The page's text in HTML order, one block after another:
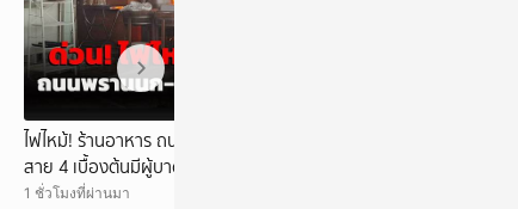
ไฟไหม้! ร้านอาหาร ถนนพรานนก-พุทธมณฑล
สาย 4 เบื้องต้นมีผู้บาดเจ็บหลายราย
1 ชั่วโมงที่ผ่านมา